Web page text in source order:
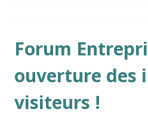
Forum
ouverture des
visiteurs !